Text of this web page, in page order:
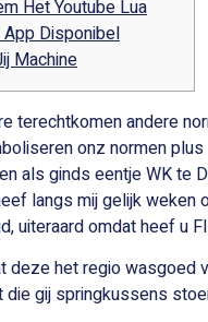
Het Youtube Lua
Disponibel
Machine
terechtkomen andere
onz normen
als ginds eentje WK te
langs mij gelijk
uiteraard omdat heef u
deze het regio wasgoed
gij springkussens